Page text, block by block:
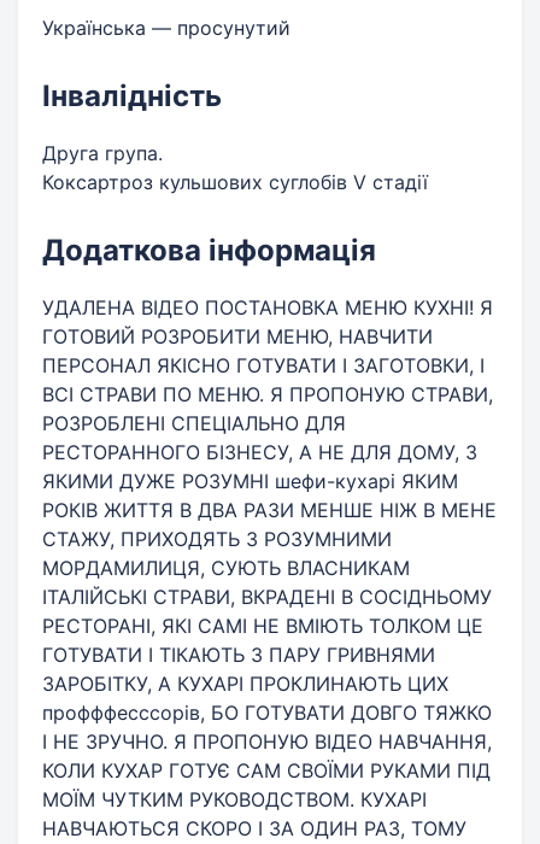
Українська — просунутий
Інвалідність
Друга група.
Коксартроз кульшових суглобів V стадії
Додаткова інформація
УДАЛЕНА ВІДЕО ПОСТАНОВКА МЕНЮ КУХНІ! Я
ГОТОВИЙ РОЗРОБИТИ МЕНЮ, НАВЧИТИ
ПЕРСОНАЛ ЯКІСНО ГОТУВАТИ І ЗАГОТОВКИ, І
ВСІ СТРАВИ ПО МЕНЮ. Я ПРОПОНУЮ СТРАВИ,
РОЗРОБЛЕНІ СПЕЦІАЛЬНО ДЛЯ
РЕСТОРАННОГО БІЗНЕСУ, А НЕ ДЛЯ ДОМУ, З
ЯКИМИ ДУЖЕ РОЗУМНІ шефи-кухарі ЯКИМ
РОКІВ ЖИТТЯ В ДВА РАЗИ МЕНШЕ НІЖ В МЕНЕ
СТАЖУ, ПРИХОДЯТЬ З РОЗУМНИМИ
МОРДАМИЛИЦЯ, СУЮТЬ ВЛАСНИКАМ
ІТАЛІЙСЬКІ СТРАВИ, ВКРАДЕНІ В СОСІДНЬОМУ
РЕСТОРАНІ, ЯКІ САМІ НЕ ВМІЮТЬ ТОЛКОМ ЦЕ
ГОТУВАТИ І ТІКАЮТЬ З ПАРУ ГРИВНЯМИ
ЗАРОБІТКУ, А КУХАРІ ПРОКЛИНАЮТЬ ЦИХ
профффесссорів, БО ГОТУВАТИ ДОВГО ТЯЖКО
І НЕ ЗРУЧНО. Я ПРОПОНУЮ ВІДЕО НАВЧАННЯ,
КОЛИ КУХАР ГОТУЄ САМ СВОЇМИ РУКАМИ ПІД
МОЇМ ЧУТКИМ РУКОВОДСТВОМ. КУХАРІ
НАВЧАЮТЬСЯ СКОРО І ЗА ОДИН РАЗ, ТОМУ